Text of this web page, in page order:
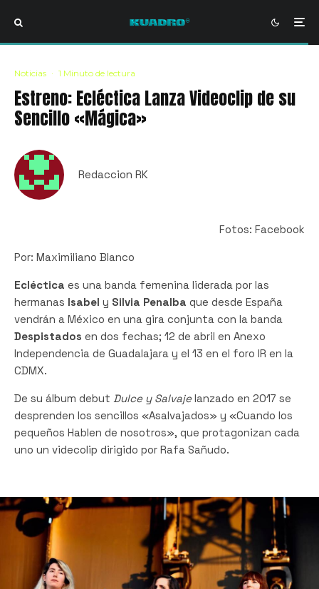
Noticias · 1 Minuto de lectura
Estreno: Ecléctica Lanza Videoclip de su
Sencillo «Mágica»
Redaccion RK
Fotos: Facebook
Por: Maximiliano Blanco
Ecléctica es una banda femenina liderada por las
hermanas Isabel y Silvia Penalba que desde España
vendrán a México en una gira conjunta con la banda
Despistados en dos fechas; 12 de abril en Anexo
Independencia de Guadalajara y el 13 en el foro IR en la
CDMX.
De su álbum debut Dulce y Salvaje lanzado en 2017 se
desprenden los sencillos «Asalvajados» y «Cuando los
pequeños Hablen de nosotros», que protagonizan cada
uno un videcolip dirigido por Rafa Sañudo.